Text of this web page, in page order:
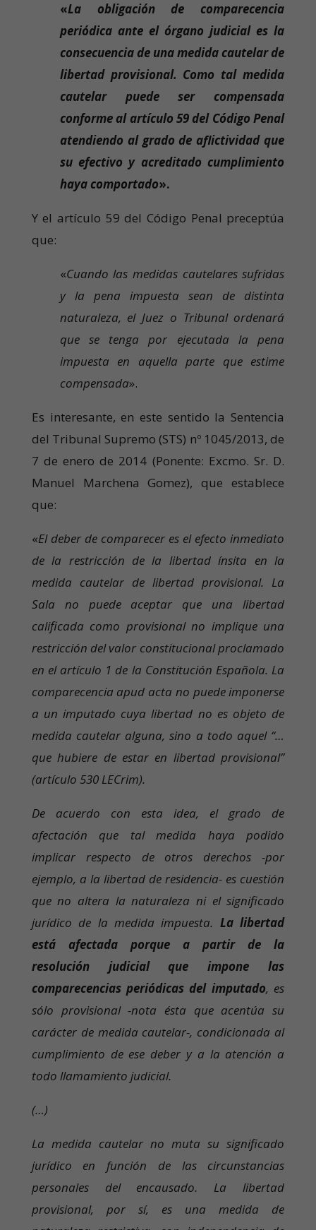
«La obligación de comparecencia
periódica ante el órgano judicial es la
consecuencia de una medida cautelar de
libertad provisional. Como tal medida
cautelar puede ser compensada
conforme al artículo 59 del Código Penal
atendiendo al grado de aflictividad que
su efectivo y acreditado cumplimiento
haya comportado».
Y el artículo 59 del Código Penal preceptúa
que:
«Cuando las medidas cautelares sufridas
y la pena impuesta sean de distinta
naturaleza, el Juez o Tribunal ordenará
que se tenga por ejecutada la pena
impuesta en aquella parte que estime
compensada».
Es interesante, en este sentido la Sentencia
del Tribunal Supremo (STS) nº 1045/2013, de
7 de enero de 2014 (Ponente: Excmo. Sr. D.
Manuel Marchena Gomez), que establece
que:
«El deber de comparecer es el efecto inmediato
de la restricción de la libertad ínsita en la
medida cautelar de libertad provisional. La
Sala no puede aceptar que una libertad
calificada como provisional no implique una
restricción del valor constitucional proclamado
en el artículo 1 de la Constitución Española. La
comparecencia apud acta no puede imponerse
a un imputado cuya libertad no es objeto de
medida cautelar alguna, sino a todo aquel “…
que hubiere de estar en libertad provisional”
(artículo 530 LECrim).
De acuerdo con esta idea, el grado de
afectación que tal medida haya podido
implicar respecto de otros derechos -por
ejemplo, a la libertad de residencia- es cuestión
que no altera la naturaleza ni el significado
jurídico de la medida impuesta. La libertad
está afectada porque a partir de la
resolución judicial que impone las
comparecencias periódicas del imputado, es
sólo provisional -nota ésta que acentúa su
carácter de medida cautelar-, condicionada al
cumplimiento de ese deber y a la atención a
todo llamamiento judicial.
(…)
La medida cautelar no muta su significado
jurídico en función de las circunstancias
personales del encausado. La libertad
provisional, por sí, es una medida de